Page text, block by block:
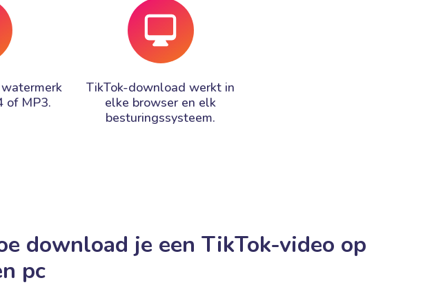
of MP3.
TikTok-download werkt in
elke browser en elk
besturingssysteem.
download je een TikTok-video op
pc